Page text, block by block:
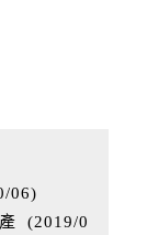
06)
(2019/0